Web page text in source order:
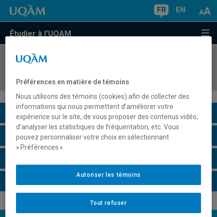
FR EN
Étudier à l'UQAM
COURS//
Description du cours
Horaire - Été 2026
Préférences en matière de témoins
Nous utilisons des témoins (cookies) afin de collecter des
informations qui nous permettent d’améliorer votre
expérience sur le site, de vous proposer des contenus vidéo,
d’analyser les statistiques de fréquentation, etc. Vous
pouvez personnaliser votre choix en sélectionnant
« Préférences ».
Tout refuser
Autoriser les témoins